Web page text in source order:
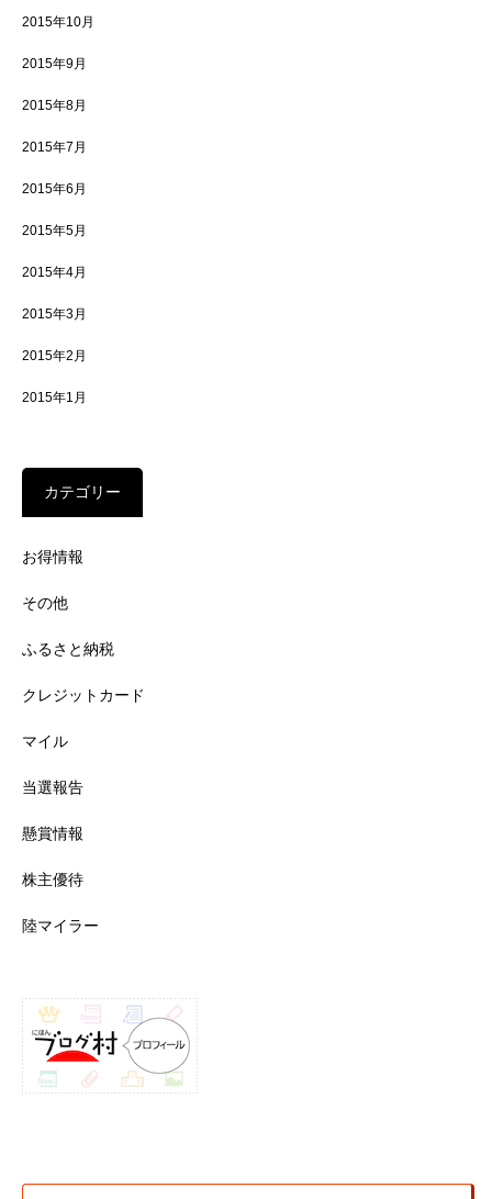
2015年10月
2015年9月
2015年8月
2015年7月
2015年6月
2015年5月
2015年4月
2015年3月
2015年2月
2015年1月
カテゴリー
お得情報
その他
ふるさと納税
クレジットカード
マイル
当選報告
懸賞情報
株主優待
陸マイラー